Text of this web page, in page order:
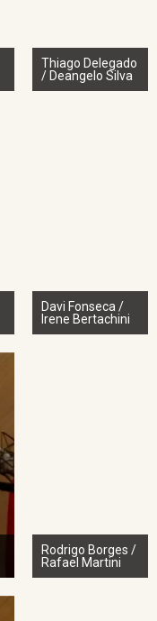
Thiago Delegado
/ Deangelo Silva
Davi Fonseca /
Irene Bertachini
Rodrigo Borges /
Rafael Martini